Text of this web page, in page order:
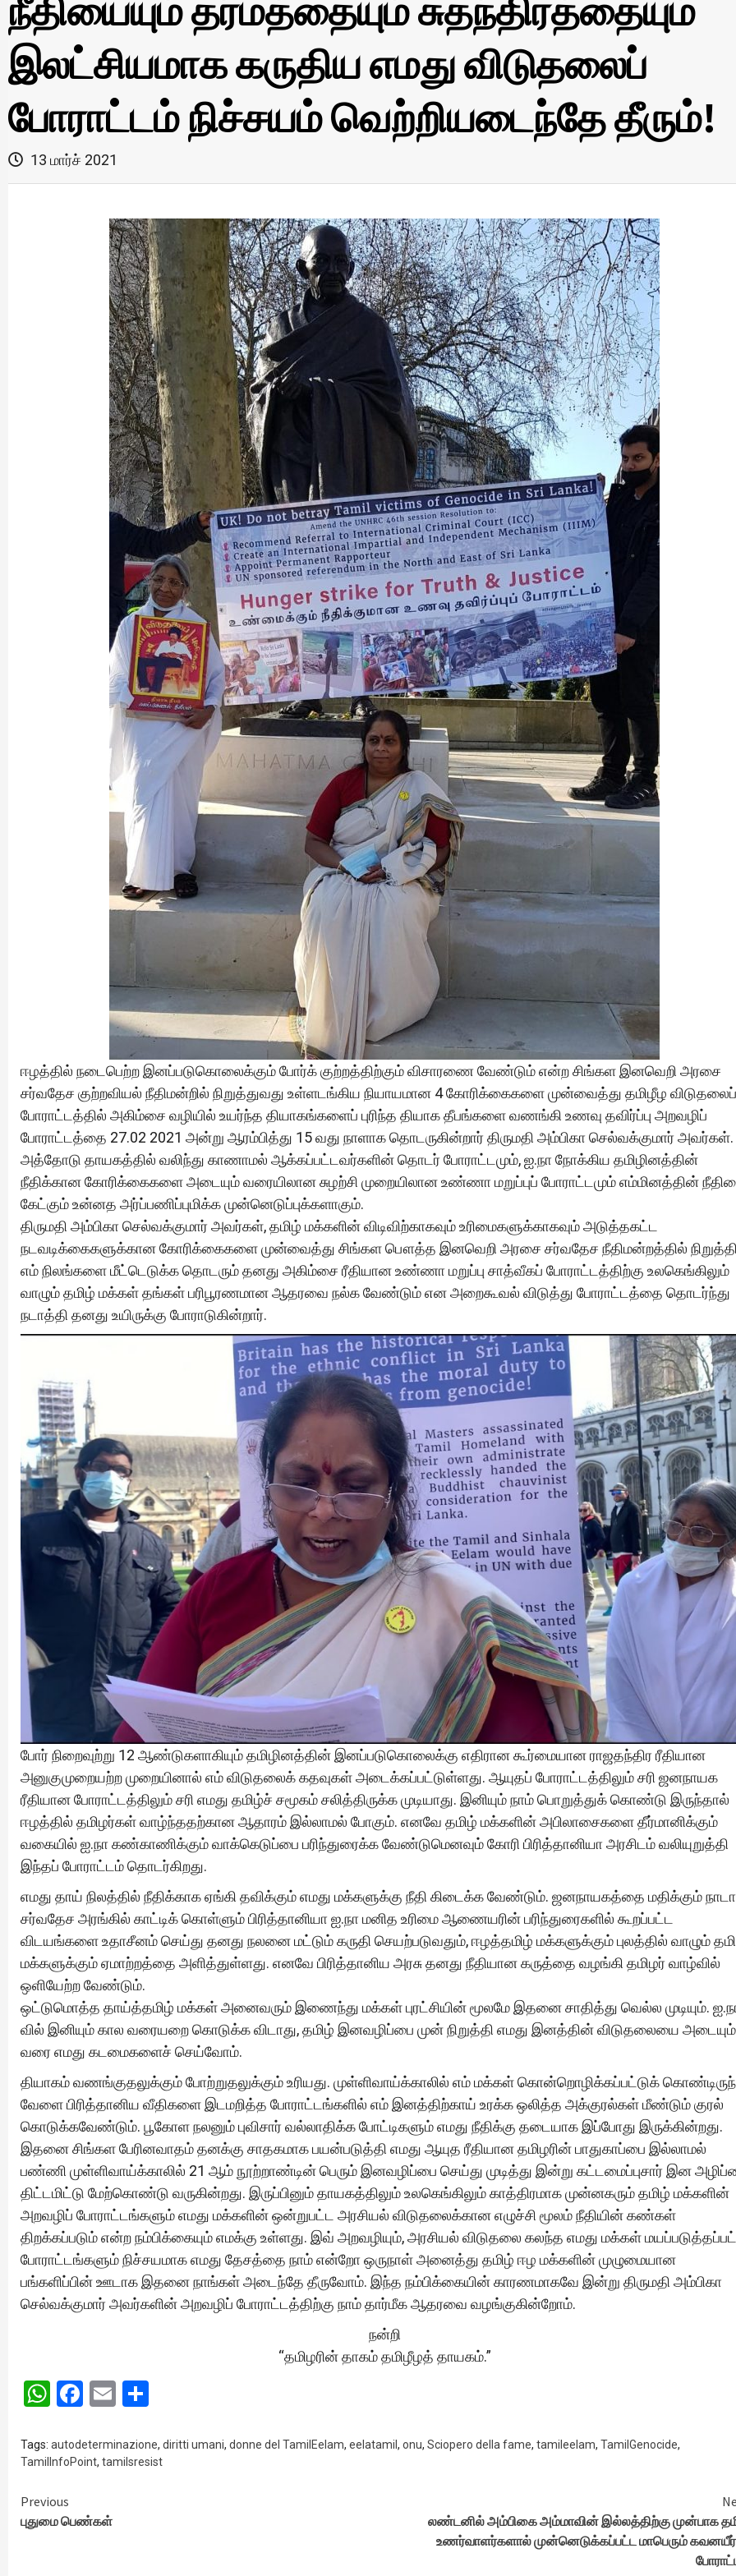
நீதியையும் தர்மத்தையும் சுதந்திரத்தையும்
இலட்சியமாக கருதிய எமது விடுதலைப்
போராட்டம் நிச்சயம் வெற்றியடைந்தே தீரும்!
13 மார்ச் 2021
ஈழத்தில் நடைபெற்ற இனப்படுகொலைக்கும் போர்க் குற்றத்திற்கும் விசாரணை வேண்டும் என்ற சிங்கள இனவெறி அரசை
சர்வதேச குற்றவியல் நீதிமன்றில் நிறுத்துவது உள்ளடங்கிய நியாயமான 4 கோரிக்கைகளை முன்வைத்து தமிழீழ விடுதலைப்
போராட்டத்தில் அகிம்சை வழியில் உயர்ந்த தியாகங்களைப் புரிந்த தியாக தீபங்களை வணங்கி உணவு தவிர்ப்பு அறவழிப்
போராட்டத்தை 27.02 2021 அன்று ஆரம்பித்து 15 வது நாளாக தொடருகின்றார் திருமதி அம்பிகா செல்வக்குமார் அவர்கள்.
அத்தோடு தாயகத்தில் வலிந்து காணாமல் ஆக்கப்பட்டவர்களின் தொடர் போராட்டமும், ஐ.நா நோக்கிய தமிழினத்தின்
நீதிக்கான கோரிக்கைகளை அடையும் வரையிலான சுழற்சி முறையிலான உண்ணா மறுப்புப் போராட்டமும் எம்மினத்தின்
கேட்கும் உன்னத அர்ப்பணிப்புமிக்க முன்னெடுப்புக்களாகும்.
திருமதி அம்பிகா செல்வக்குமார் அவர்கள், தமிழ் மக்களின் விடிவிற்காகவும் உரிமைகளுக்காகவும் அடுத்தகட்ட
நடவடிக்கைகளுக்கான கோரிக்கைகளை முன்வைத்து சிங்கள பௌத்த இனவெறி அரசை சர்வதேச நீதிமன்றத்தில்
எம் நிலங்களை மீட்டெடுக்க தொடரும் தனது அகிம்சை ரீதியான உண்ணா மறுப்பு சாத்வீகப் போராட்டத்திற்கு உலகெங்கிலும்
வாழும் தமிழ் மக்கள் தங்கள் பரிபூரணமான ஆதரவை நல்க வேண்டும் என அறைகூவல் விடுத்து போராட்டத்தை தொடர்ந்து
நடாத்தி தனது உயிருக்கு போராடுகின்றார்.
போர் நிறைவுற்று 12 ஆண்டுகளாகியும் தமிழினத்தின் இனப்படுகொலைக்கு எதிரான கூர்மையான ராஜதந்திர ரீதியான
அனுகுமுறையற்ற முறையினால் எம் விடுதலைக் கதவுகள் அடைக்கப்பட்டுள்ளது. ஆயுதப் போராட்டத்திலும் சரி ஜனநாயக
ரீதியான போராட்டத்திலும் சரி எமது தமிழ்ச் சமூகம் சலித்திருக்க முடியாது. இனியும் நாம் பொறுத்துக் கொண்டு இருந்தால்
ஈழத்தில் தமிழர்கள் வாழ்ந்ததற்கான ஆதாரம் இல்லாமல் போகும். எனவே தமிழ் மக்களின் அபிலாசைகளை தீர்மானிக்கும்
வகையில் ஐ.நா கண்காணிக்கும் வாக்கெடுப்பை பரிந்துரைக்க வேண்டுமெனவும் கோரி பிரித்தானியா அரசிடம் வலியுறுத்தி
இந்தப் போராட்டம் தொடர்கிறது.
எமது தாய் நிலத்தில் நீதிக்காக ஏங்கி தவிக்கும் எமது மக்களுக்கு நீதி கிடைக்க வேண்டும். ஜனநாயகத்தை மதிக்கும்
சர்வதேச அரங்கில் காட்டிக் கொள்ளும் பிரித்தானியா ஐ.நா மனித உரிமை ஆணையரின் பரிந்துரைகளில் கூறப்பட்ட
விடயங்களை உதாசீனம் செய்து தனது நலனை மட்டும் கருதி செயற்படுவதும், ஈழத்தமிழ் மக்களுக்கும் புலத்தில் வாழும்
மக்களுக்கும் ஏமாற்றத்தை அளித்துள்ளது. எனவே பிரித்தானிய அரசு தனது நீதியான கருத்தை வழங்கி தமிழர் வாழ்வில்
ஒளியேற்ற வேண்டும்.
ஒட்டுமொத்த தாய்த்தமிழ் மக்கள் அனைவரும் இணைந்து மக்கள் புரட்சியின் மூலமே இதனை சாதித்து வெல்ல முடியும்.
வில் இனியும் கால வரையறை கொடுக்க விடாது, தமிழ் இனவழிப்பை முன் நிறுத்தி எமது இனத்தின் விடுதலையை அடையும்
வரை எமது கடமைகளைச் செய்வோம்.
தியாகம் வணங்குதலுக்கும் போற்றுதலுக்கும் உரியது. முள்ளிவாய்க்காலில் எம் மக்கள் கொன்றொழிக்கப்பட்டுக்
வேளை பிரித்தானிய வீதிகளை இடமறித்த போராட்டங்களில் எம் இனத்திற்காய் உரக்க ஒலித்த அக்குரல்கள் மீண்டும் குரல்
கொடுக்கவேண்டும். பூகோள நலனும் புவிசார் வல்லாதிக்க போட்டிகளும் எமது நீதிக்கு தடையாக இப்போது இருக்கின்றது.
இதனை சிங்கள பேரினவாதம் தனக்கு சாதகமாக பயன்படுத்தி எமது ஆயுத ரீதியான தமிழரின் பாதுகாப்பை இல்லாமல்
பண்ணி முள்ளிவாய்க்காலில் 21 ஆம் நூற்றாண்டின் பெரும் இனவழிப்பை செய்து முடித்து இன்று கட்டமைப்புசார் இன
திட்டமிட்டு மேற்கொண்டு வருகின்றது. இருப்பினும் தாயகத்திலும் உலகெங்கிலும் காத்திரமாக முன்னகரும் தமிழ் மக்களின்
அறவழிப் போராட்டங்களும் எமது மக்களின் ஒன்றுபட்ட அரசியல் விடுதலைக்கான எழுச்சி மூலம் நீதியின் கண்கள்
திறக்கப்படும் என்ற நம்பிக்கையும் எமக்கு உள்ளது. இவ் அறவழியும், அரசியல் விடுதலை கலந்த எமது மக்கள்
போராட்டங்களும் நிச்சயமாக எமது தேசத்தை நாம் என்றோ ஒருநாள் அனைத்து தமிழ் ஈழ மக்களின் முழுமையான
பங்களிப்பின் ஊடாக இதனை நாங்கள் அடைந்தே தீருவோம். இந்த நம்பிக்கையின் காரணமாகவே இன்று திருமதி அம்பிகா
செல்வக்குமார் அவர்களின் அறவழிப் போராட்டத்திற்கு நாம் தார்மீக ஆதரவை வழங்குகின்றோம்.
நன்றி
“தமிழரின் தாகம் தமிழீழத் தாயகம்.”
WhatsApp
Facebook
Email
Tags: autodeterminazione, diritti umani, donne del TamilEelam, eelatamil , onu, Sciopero della fame, tamileelam, TamilGenocide,
TamilInfoPoint, tamilsresist
Continue
Reading
Previous
புதுமை பெண்கள்
லண்டனில் அம்பிகை அம்மாவின் இல்லத்திற்கு முன்பாக
உணர்வாளர்களால் முன்னெடுக்கப்பட்ட மாபெரும்